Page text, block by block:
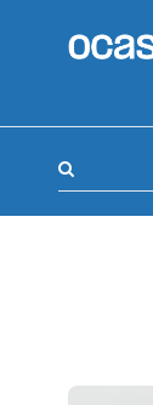
FILTROS
APPROVED
Modelo (0)